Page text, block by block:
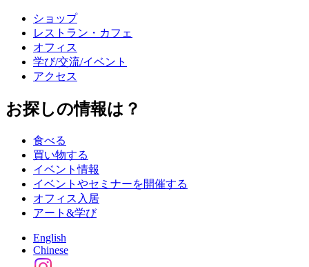
ショップ
レストラン・カフェ
オフィス
学び/交流/イベント
アクセス
お探しの情報は？
食べる
買い物する
イベント情報
イベントやセミナーを開催する
オフィス入居
アート&学び
English
Chinese